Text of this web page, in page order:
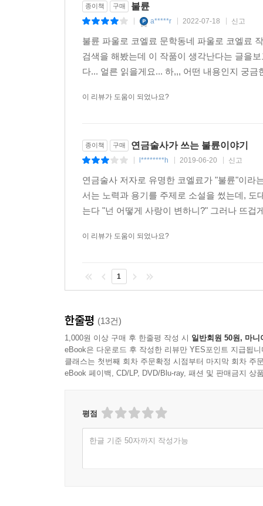
좋은 집과 성실하고 가정적인 남편, 휴대폰 게
보이는 삶을 살아가던 삼십대 여성 린다. 스위
일상에 위기가 찾아든다. 모든 것이 변할 것 같
공허에 죄의식마저 느끼고, 매일 감정기복에 시
“내 인생에 무슨 문제라도 있어? 아무 문제 없지.
그러다 그녀는 우연히 고등학교 시절 남자친구이
다시 열여섯 소녀로 되돌아간 기분이 되어, 취재
투명했던 시절을 향한 막연한 그리움 때문도 아
빠진 영혼들은 서로를 알아보고 서로에게 다가가
보여. 거울에 비친 내 눈을 보는 느낌이었어. 다시
몇 번의 만남을 거듭하며 린다는 죄의식과 흥분
진짜 문제들을 감추기 위해 또다른 문제를 만들
수 없이 광기를 향해 뻗어나가고, 자신이 상상하
내 안에서 발견한 증상들 중 하나는 일종의 심리
커질수록 쪼그라들기 시작했다. (…) 요즘 내 마음
허술한 뗏목을 타고 대양을 횡단하는 사람을
기댈 곳이 없어 보이는 그녀는 마침내 중대한
디딜 것이다.
종이책 구매 불륜
a*****r 2022-07-18 신고
불륜 파울로 코엘료 문학동네 파울로 코엘료
검색을 해봤는데 이 작품이 생각난다는 글을
다... 얼른 읽을게요... 하,,, 어떤 내용인지 궁
이 리뷰가 도움이 되었나요?
종이책 구매 연금술사가 쓰는 불륜이야기
l********h 2019-06-20 신고
연금술사 저자로 유명한 코엘료가 "불륜"이라
서는 노력과 용기를 주제로 소설을 썼는데,
는다 "넌 어떻게 사랑이 변하니?" 그러나 뜨
이 리뷰가 도움이 되었나요?
1
한줄평 (13건)
1,000원 이상 구매 후 한줄평 작성 시 일반회원 50원, 마니
eBook은 다운로드 후 작성한 리뷰만 YES포인트 지급됩니
클래스는 첫번째 회차 주문확정 시점부터 마지막 회차 주
eBook 페이백, CD/LP, DVD/Blu-ray, 패션 및 판매금지 상
평점
한글 기준 50자까지 작성가능